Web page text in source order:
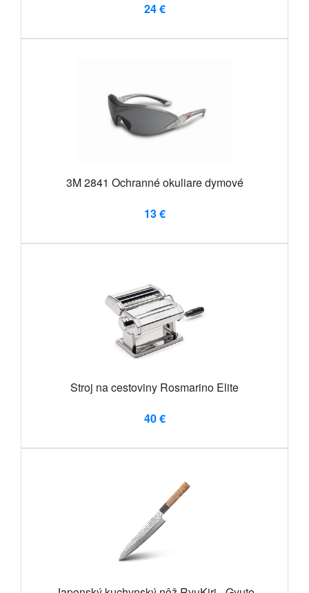
24 €
3M 2841 Ochranné okuliare dymové
13 €
Stroj na cestoviny Rosmarino Elite
40 €